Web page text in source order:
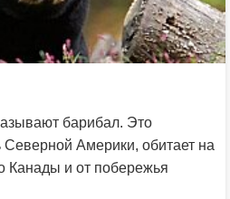
барибал. Это
Америки, обитает на
Канады и от побережья